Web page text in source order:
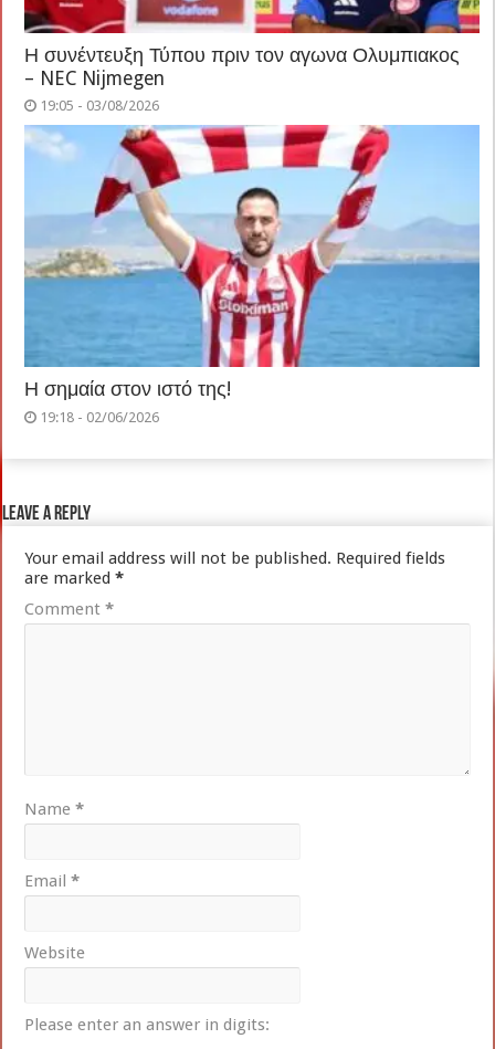
Η συνέντευξη Τύπου πριν τον αγωνα Ολυμπιακος
– NEC Nijmegen
19:05 - 03/08/2026
Η σημαία στον ιστό της!
19:18 - 02/06/2026
Leave a Reply
Your email address will not be published. Required fields
are marked*
Comment*
Name*
Email*
Website
Please enter an answer in digits: